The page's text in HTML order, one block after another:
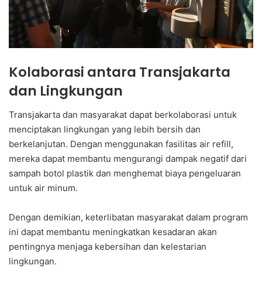
Kolaborasi antara Transjakarta
dan Lingkungan
Transjakarta dan masyarakat dapat berkolaborasi untuk
menciptakan lingkungan yang lebih bersih dan
berkelanjutan. Dengan menggunakan fasilitas air refill,
mereka dapat membantu mengurangi dampak negatif dari
sampah botol plastik dan menghemat biaya pengeluaran
untuk air minum.
Dengan demikian, keterlibatan masyarakat dalam program
ini dapat membantu meningkatkan kesadaran akan
pentingnya menjaga kebersihan dan kelestarian
lingkungan.